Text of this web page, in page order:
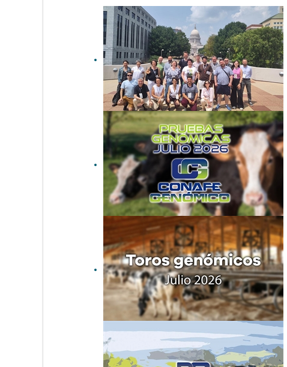
CONAFE participa en el
WCGALP 2026: más datos,
mejores índices y una
genética preparada para
producir con eficiencia,
salud y menor...
Actualización de las pruebas
genómicas de Hembras
CONAFE julio 2026
Nuevos toros genómicos
con Prueba Oficial:
Evaluación genómica julio
2026